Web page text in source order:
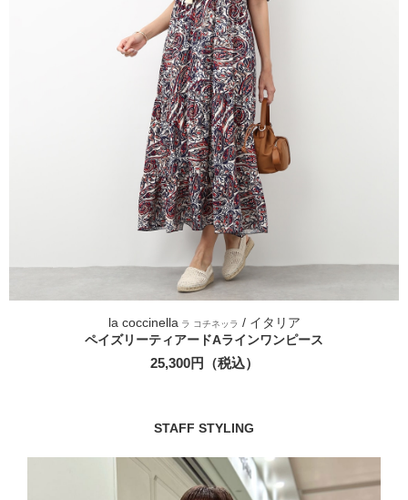
la coccinellaラ コチネッラ / イタリア
ペイズリーティアードAラインワンピース
25,300円（税込）
STAFF STYLING